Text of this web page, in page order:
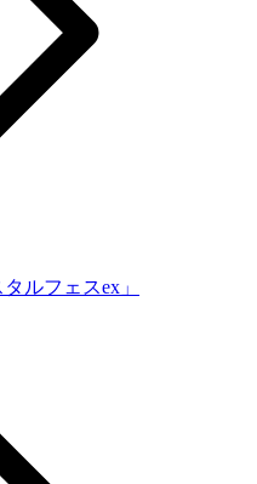
ルフェスex」